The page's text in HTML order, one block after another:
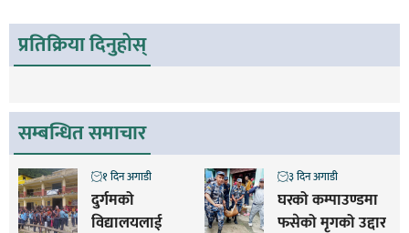
प्रतिक्रिया दिनुहोस्
सम्बन्धित समाचार
दुर्गमको
विद्यालयलाई
१ दिन अगाडी
घरको कम्पाउण्डमा
फसेको मृगको उद्दार
३ दिन अगाडी